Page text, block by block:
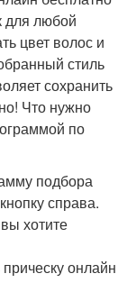
для любой
цвет волос и
стиль
сохранить
Что нужно
по
подбора
справа.
хотите
онлайн